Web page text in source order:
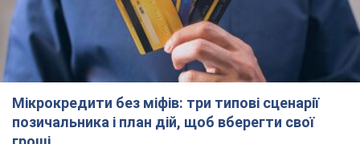
Мікрокредити без міфів: три типові сценарії
позичальника і план дій, щоб вберегти свої